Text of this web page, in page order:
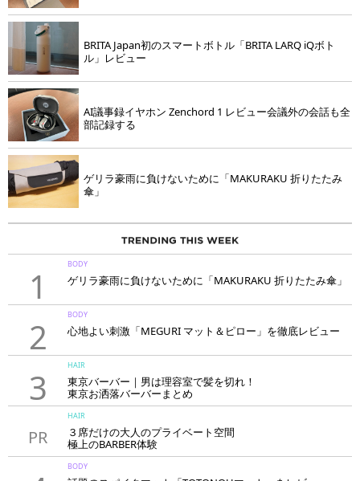
BRITA Japan初のスマートボトル「BRITA LARQ iQボト
ル」レビュー
AI議事録イヤホン Zenchord 1 レビュー会議外の会話も全
部記録する
ゲリラ豪雨に負けないために「MAKURAKU 折りたたみ
傘」
1
BODY
ゲリラ豪雨に負けないために「MAKURAKU 折りたたみ傘」
2
BODY
心地よい刺激「MEGURI マット＆ピロー」を徹底レビュー
3
HAIR
東京バーバー｜男は理容室で髪を切れ！
東京お洒落バーバーまとめ
PR
HAIR
３席だけの大人のプライベート空間
極上のBARBER体験
「LAVIE NEW STANDARD BARBER HANARE新宿店」
BODY